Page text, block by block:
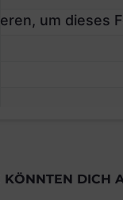
um dieses
DICH